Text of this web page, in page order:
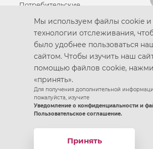
Потребительские
Промышленные товары
Кодекс корпоративной этики
Политика конфиденциальности
Пользовательское соглашение
Разработано в
Мы используем файлы cookie и
технологии отслеживания,
было удобнее пользоваться
сайтом. Чтобы изучить наш
помощью файлов cookie,
«принять».
Для получения дополнительной
пожалуйста, изучите
Уведомление о конфиденциальности и
Пользовательское соглашение.
Принять